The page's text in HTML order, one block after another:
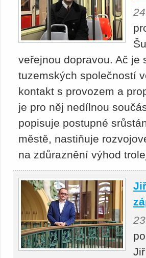
veřejnou dopravou. Ač
tuzemských společností
kontakt s provozem a
je pro něj nedílnou
popisuje postupné
městě, nastiňuje
na zdůraznění výhod